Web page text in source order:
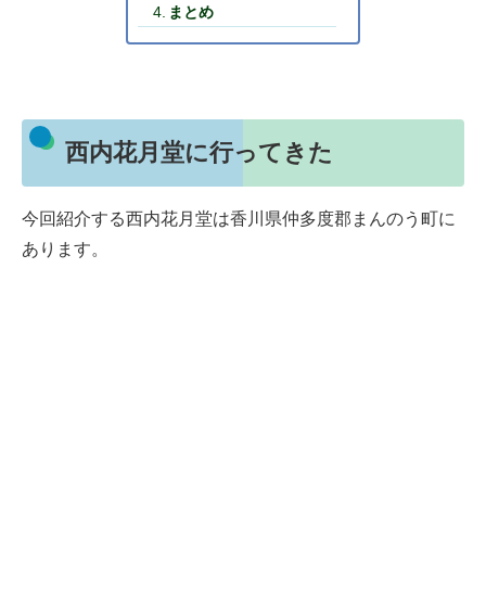
まとめ
西内花月堂に行ってきた
今回紹介する西内花月堂は香川県仲多度郡まんのう町に
あります。